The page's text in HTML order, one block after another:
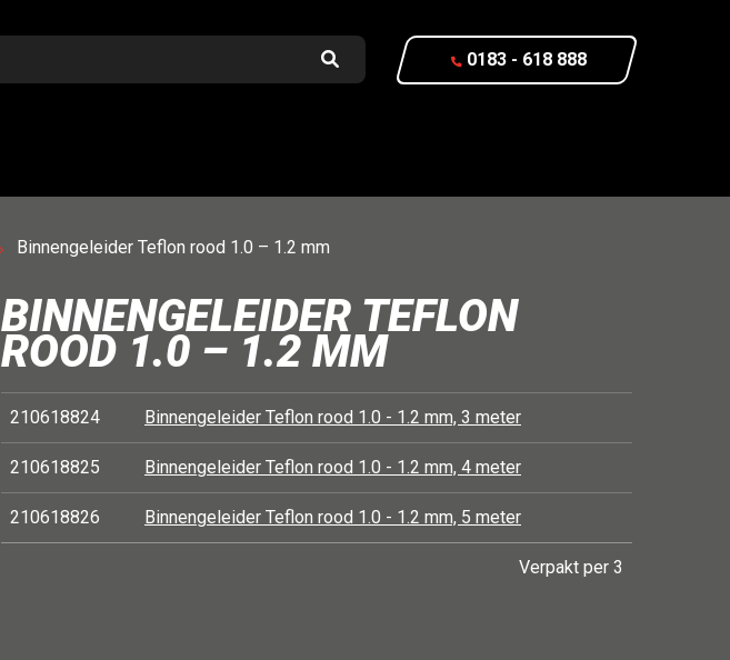
0183 - 618 888
Binnengeleider Teflon rood 1.0 – 1.2 mm
BINNENGELEIDER TEFLON
ROOD 1.0 – 1.2 MM
210618824 Binnengeleider Teflon rood 1.0 - 1.2 mm, 3 meter
210618825 Binnengeleider Teflon rood 1.0 - 1.2 mm, 4 meter
210618826 Binnengeleider Teflon rood 1.0 - 1.2 mm, 5 meter
Verpakt per 3